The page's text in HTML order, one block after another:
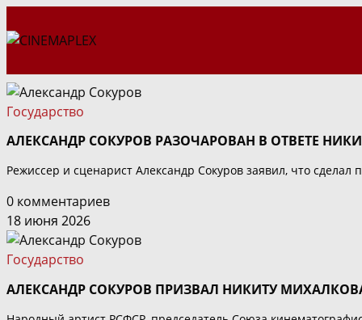
к
Государство
АЛЕКСАНДР СОКУРОВ РАЗОЧАРОВАН В ОТВЕТЕ
Режиссер и сценарист Александр Сокуров заявил, что
0 комментариев
18 июня 2026
Государство
АЛЕКСАНДР СОКУРОВ ПРИЗВАЛ НИКИТУ